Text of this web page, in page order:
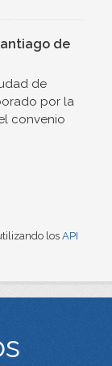
de
de
por la
convenio
los API